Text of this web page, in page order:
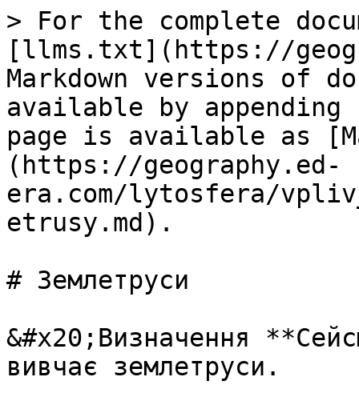
> For the complete
[llms.txt](https://
Markdown versions of
available by
page is available as
(https://geography.ed-
era.com/lytosfera/
etrusy.md).
# Землетруси
&#x20;Визначення
вивчає землетруси.